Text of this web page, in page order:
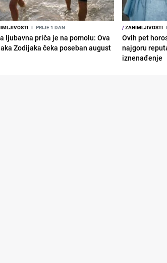
I PRIJE 1 DAN
ljubavna priča je na pomolu: Ova
Zodijaka čeka poseban august
/ZANIMLJIVOSTI I
Ovih pet
najgoru
iznenađenje